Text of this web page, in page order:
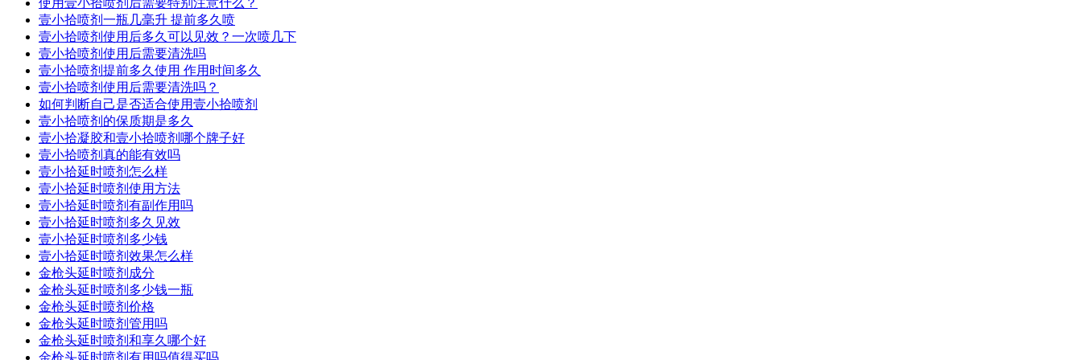
使用壹小拾喷剂后需要特别注意什么？
壹小拾喷剂一瓶几毫升 提前多久喷
壹小拾喷剂使用后多久可以见效？一次喷几下
壹小拾喷剂使用后需要清洗吗
壹小拾喷剂提前多久使用 作用时间多久
壹小拾喷剂使用后需要清洗吗？
如何判断自己是否适合使用壹小拾喷剂
壹小拾喷剂的保质期是多久
壹小拾凝胶和壹小拾喷剂哪个牌子好
壹小拾喷剂真的能有效吗
壹小拾延时喷剂怎么样
壹小拾延时喷剂使用方法
壹小拾延时喷剂有副作用吗
壹小拾延时喷剂多久见效
壹小拾延时喷剂多少钱
壹小拾延时喷剂效果怎么样
金枪头延时喷剂成分
金枪头延时喷剂多少钱一瓶
金枪头延时喷剂价格
金枪头延时喷剂管用吗
金枪头延时喷剂和享久哪个好
金枪头延时喷剂有用吗值得买吗